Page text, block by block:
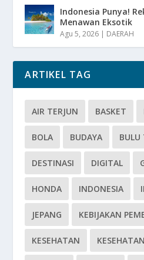
Indonesia Punya!
Menawan Eksotik
Agu 5, 2026 | DAERAH
ARTIKEL TAG
AIR TERJUN BASKET
BOLA BUDAYA BULU
DESTINASI DIGITAL
HONDA INDONESIA
JEPANG KEBIJAKAN
KESEHATAN